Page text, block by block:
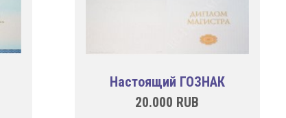
Настоящий ГОЗНАК
20.000 RUB